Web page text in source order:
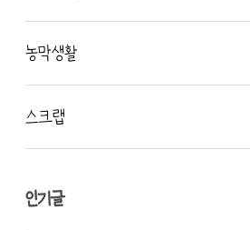
농막생활
스크랩
인기글